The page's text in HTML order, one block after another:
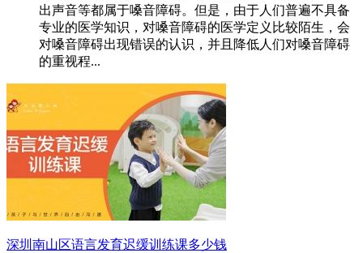
出声音等都属于嗓音障碍。但是，由于人们普遍不具备
专业的医学知识，对嗓音障碍的医学定义比较陌生，会
对嗓音障碍出现错误的认识，并且降低人们对嗓音障碍
的重视程...
深圳南山区语言发育迟缓训练课多少钱